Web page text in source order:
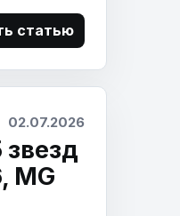
статью
02.07.2026
MG